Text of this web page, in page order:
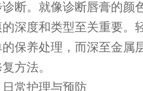
断。就像诊断唇膏的颜
深度和类型至关重要。
保养处理，而深至金属
方法。
护理与预防